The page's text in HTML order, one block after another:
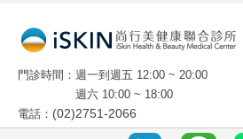
門診時間
週一到週五 12:00 ~ 20:00
週六 10:00 ~ 18:00
電話
(02)2751-2066
地址
10663 台北市光復南路 288 號 2 樓